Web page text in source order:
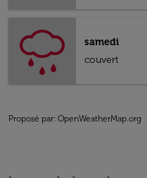
samedi
couvert
Proposé par: OpenWeatherMap.org